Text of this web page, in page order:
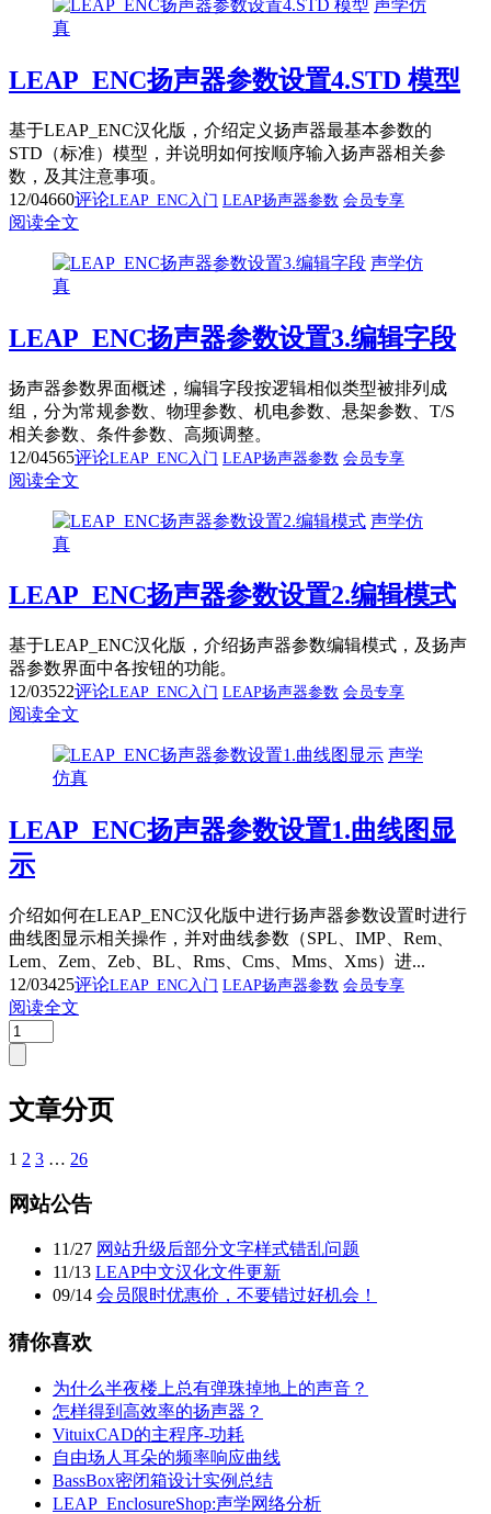
声学仿
真
LEAP_ENC扬声器参数设置4.STD 模型
基于LEAP_ENC汉化版，介绍定义扬声器最基本参数的
STD（标准）模型，并说明如何按顺序输入扬声器相关参
数，及其注意事项。
12/04660评论LEAP_ENC入门 LEAP扬声器参数 会员专享
阅读全文
声学仿
真
LEAP_ENC扬声器参数设置3.编辑字段
扬声器参数界面概述，编辑字段按逻辑相似类型被排列成
组，分为常规参数、物理参数、机电参数、悬架参数、T/S
相关参数、条件参数、高频调整。
12/04565评论LEAP_ENC入门 LEAP扬声器参数 会员专享
阅读全文
声学仿
真
LEAP_ENC扬声器参数设置2.编辑模式
基于LEAP_ENC汉化版，介绍扬声器参数编辑模式，及扬声
器参数界面中各按钮的功能。
12/03522评论LEAP_ENC入门 LEAP扬声器参数 会员专享
阅读全文
声学
仿真
LEAP_ENC扬声器参数设置1.曲线图显
示
介绍如何在LEAP_ENC汉化版中进行扬声器参数设置时进行
曲线图显示相关操作，并对曲线参数（SPL、IMP、Rem、
Lem、Zem、Zeb、BL、Rms、Cms、Mms、Xms）进...
12/03425评论LEAP_ENC入门 LEAP扬声器参数 会员专享
阅读全文
文章分页
1 2 3 … 26
网站公告
11/27 网站升级后部分文字样式错乱问题
11/13 LEAP中文汉化文件更新
09/14 会员限时优惠价，不要错过好机会！
猜你喜欢
为什么半夜楼上总有弹珠掉地上的声音？
怎样得到高效率的扬声器？
VituixCAD的主程序-功耗
自由场人耳朵的频率响应曲线
BassBox密闭箱设计实例总结
LEAP_EnclosureShop:声学网络分析